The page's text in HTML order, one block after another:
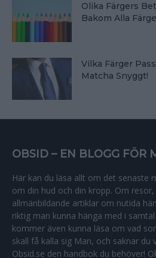
Olika Färgers
Bakom Alla
Vilka Färger
Matcha Snyggt!
OBSID – EN BLOGG FÖR
Här kan du läsa allt om det senaste
om din hud och din kropp. Om
allmänbildande artiklar om nutida
riktig man kunna hänga med i
kommer även kunna läsa om vad
skall få kalla sig Man, och saknar du
Obsid.se den handbok du behöver!